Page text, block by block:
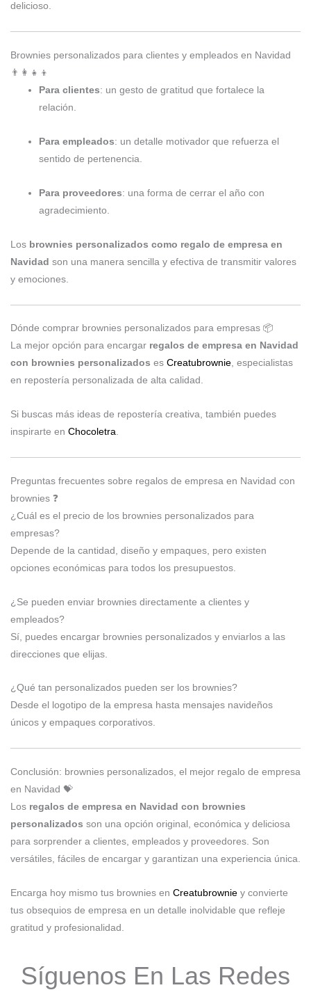
delicioso.
Brownies personalizados para clientes y empleados en Navidad
👨‍👩‍👧‍👦
Para clientes: un gesto de gratitud que fortalece la
relación.
Para empleados: un detalle motivador que refuerza el
sentido de pertenencia.
Para proveedores: una forma de cerrar el año con
agradecimiento.
Los brownies personalizados como regalo de empresa en
Navidad son una manera sencilla y efectiva de transmitir valores
y emociones.
Dónde comprar brownies personalizados para empresas 📦
La mejor opción para encargar regalos de empresa en Navidad
con brownies personalizados es Creatubrownie, especialistas
en repostería personalizada de alta calidad.
Si buscas más ideas de repostería creativa, también puedes
inspirarte en Chocoletra.
Preguntas frecuentes sobre regalos de empresa en Navidad con
brownies ❓
¿Cuál es el precio de los brownies personalizados para
empresas?
Depende de la cantidad, diseño y empaques, pero existen
opciones económicas para todos los presupuestos.
¿Se pueden enviar brownies directamente a clientes y
empleados?
Sí, puedes encargar brownies personalizados y enviarlos a las
direcciones que elijas.
¿Qué tan personalizados pueden ser los brownies?
Desde el logotipo de la empresa hasta mensajes navideños
únicos y empaques corporativos.
Conclusión: brownies personalizados, el mejor regalo de empresa
en Navidad 💝
Los regalos de empresa en Navidad con brownies
personalizados son una opción original, económica y deliciosa
para sorprender a clientes, empleados y proveedores. Son
versátiles, fáciles de encargar y garantizan una experiencia única.
Encarga hoy mismo tus brownies en Creatubrownie y convierte
tus obsequios de empresa en un detalle inolvidable que refleje
gratitud y profesionalidad.
Síguenos En Las Redes